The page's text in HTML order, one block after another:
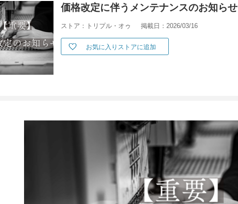
価格改定に伴うメンテナンスのお知らせ
ストア：トリプル・オゥ 掲載日：2026/03/16
お気に入りストアに追加